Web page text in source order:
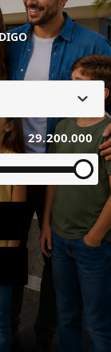
29.200.000